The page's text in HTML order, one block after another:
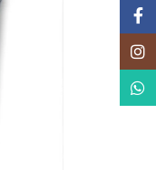
Facebook
Instagram
WhatsApp